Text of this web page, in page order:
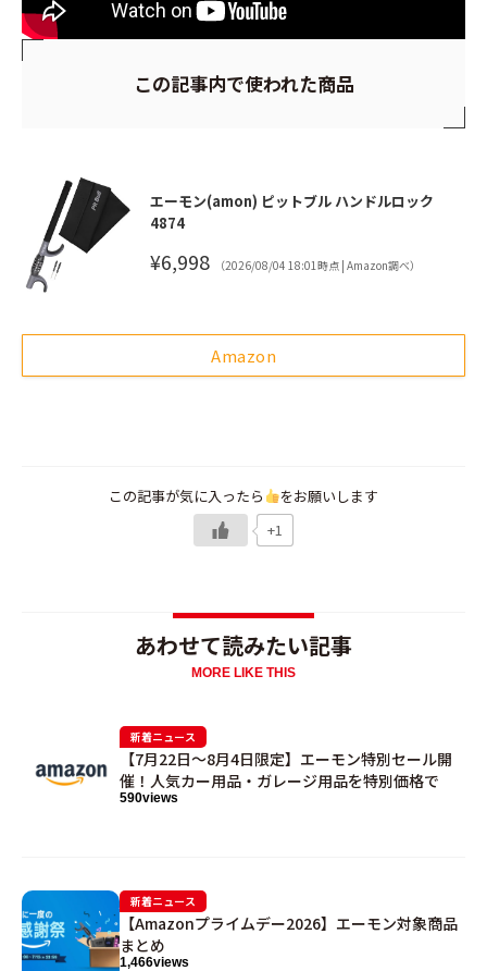
この記事内で使われた商品
エーモン(amon) ピットブル ハンドルロック
4874
¥6,998 （2026/08/04 18:01時点 | Amazon調べ）
Amazon
この記事が気に入ったら
をお願いします
+1
あわせて読みたい記事
MORE LIKE THIS
新着ニュース
【7月22日〜8月4日限定】エーモン特別セール開
催！人気カー用品・ガレージ用品を特別価格で
590views
新着ニュース
【Amazonプライムデー2026】エーモン対象商品
まとめ
1,466views